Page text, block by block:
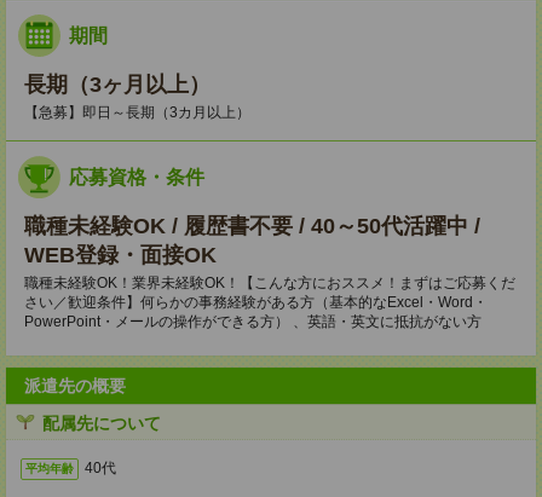
期間
長期（3ヶ月以上）
【急募】即日～長期（3カ月以上）
応募資格・条件
職種未経験OK / 履歴書不要 / 40～50代活躍中 /
WEB登録・面接OK
職種未経験OK！業界未経験OK！【こんな方におススメ！まずはご応募くだ
さい／歓迎条件】何らかの事務経験がある方（基本的なExcel・Word・
PowerPoint・メールの操作ができる方） 、英語・英文に抵抗がない方
派遣先の概要
配属先について
平均年齢 40代